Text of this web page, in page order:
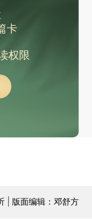
卡
权限
| 版面编辑：邓舒方